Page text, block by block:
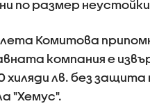
по размер
Комитова
компания е
хиляди лв. без
"Хемус".